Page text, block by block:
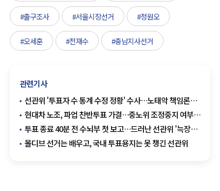
#출구조사 #서울시장선거 #정원오
#오세훈 #전재수 #충남지사선거
관련기사
선관위 '투표자 수 통계 수정 정황' 수사…노태악 책임론
다시 부상
현대차 노조, 파업 찬반투표 가결…중노위 조정중지 여부
결정
투표 종료 40분 전 수뇌부 첫 보고…드러난 선관위 '늑장
대응'
몰디브 선거는 배우고, 국내 투표용지는 못 챙긴 선관위